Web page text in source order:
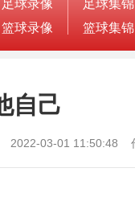
足球录像
篮球录像
足球集锦
篮球集锦
自己
2022-03-01 11:50:48